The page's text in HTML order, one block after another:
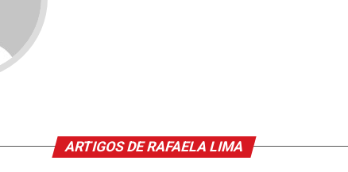
ARTIGOS DE RAFAELA LIMA